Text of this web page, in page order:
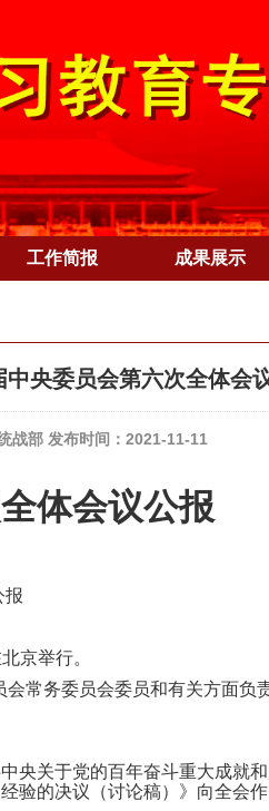
工作简报 成果展示
央委员会第六次全体会
战部 发布时间：2021-11-11
体会议公报
报
京举行。
常务委员会委员和有关方面
央关于党的百年奋斗重大成就
验的决议（讨论稿）》向全会作